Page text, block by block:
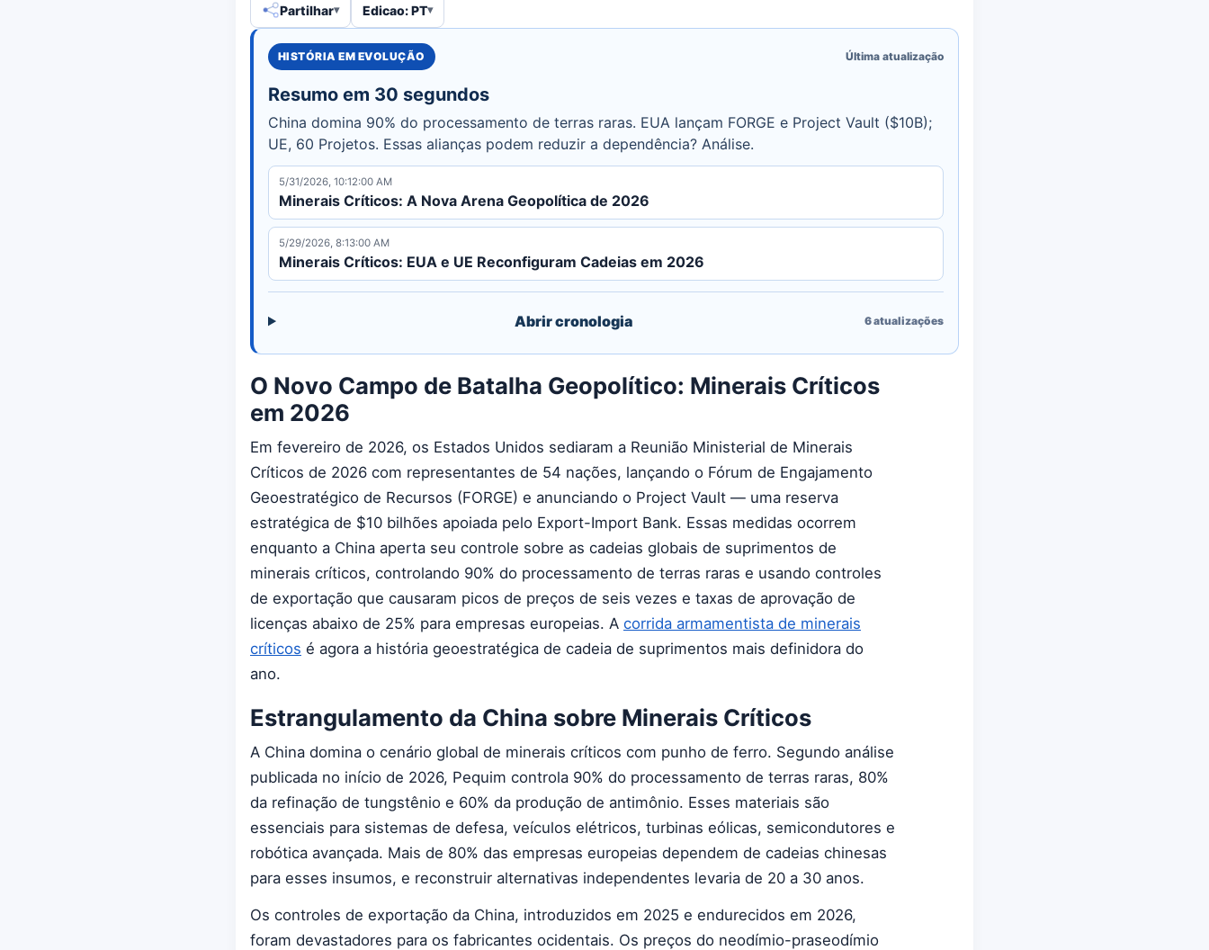
Partilhar Edicao: PT
HISTÓRIA EM EVOLUÇÃO Última atualização
Resumo em 30 segundos
China domina 90% do processamento de terras raras. EUA lançam FORGE e Project Vault ($10B);
UE, 60 Projetos. Essas alianças podem reduzir a dependência? Análise.
5/31/2026, 10:12:00 AM
Minerais Críticos: A Nova Arena Geopolítica de 2026
5/29/2026, 8:13:00 AM
Minerais Críticos: EUA e UE Reconfiguram Cadeias em 2026
Abrir cronologia 6atualizações
O Novo Campo de Batalha Geopolítico: Minerais Críticos
em 2026
Em fevereiro de 2026, os Estados Unidos sediaram a Reunião Ministerial de Minerais
Críticos de 2026 com representantes de 54 nações, lançando o Fórum de Engajamento
Geoestratégico de Recursos (FORGE) e anunciando o Project Vault — uma reserva
estratégica de $10 bilhões apoiada pelo Export-Import Bank. Essas medidas ocorrem
enquanto a China aperta seu controle sobre as cadeias globais de suprimentos de
minerais críticos, controlando 90% do processamento de terras raras e usando controles
de exportação que causaram picos de preços de seis vezes e taxas de aprovação de
licenças abaixo de 25% para empresas europeias. A corrida armamentista de minerais
críticos é agora a história geoestratégica de cadeia de suprimentos mais definidora do
ano.
Estrangulamento da China sobre Minerais Críticos
A China domina o cenário global de minerais críticos com punho de ferro. Segundo análise
publicada no início de 2026, Pequim controla 90% do processamento de terras raras, 80%
da refinação de tungstênio e 60% da produção de antimônio. Esses materiais são
essenciais para sistemas de defesa, veículos elétricos, turbinas eólicas, semicondutores e
robótica avançada. Mais de 80% das empresas europeias dependem de cadeias chinesas
para esses insumos, e reconstruir alternativas independentes levaria de 20 a 30 anos.
Os controles de exportação da China, introduzidos em 2025 e endurecidos em 2026,
foram devastadores para os fabricantes ocidentais. Os preços do neodímio-praseodímio